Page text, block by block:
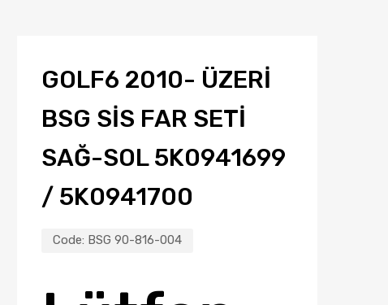
GOLF6 2010- ÜZERI
BSG SIS FAR SETI
SAĞ-SOL 5K0941699
/ 5K0941700
Code: BSG 90-816-004